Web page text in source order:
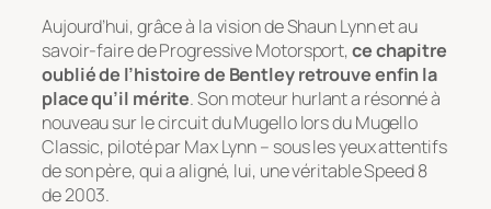
Aujourd’hui, grâce à la vision de Shaun Lynn et au
savoir-faire de Progressive Motorsport,ce chapitre
oublié de l’histoire de Bentley retrouve enfin la
place qu’il mérite. Son moteur hurlant a résonné à
nouveau sur le circuit du Mugello lors du Mugello
Classic, piloté par Max Lynn – sous les yeux attentifs
de son père, qui a aligné, lui, une véritable Speed 8
de 2003.